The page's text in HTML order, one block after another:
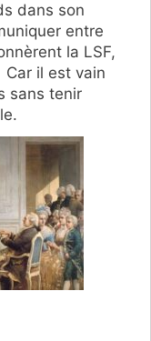
dans son
entre
la LSF,
il est vain
sans tenir